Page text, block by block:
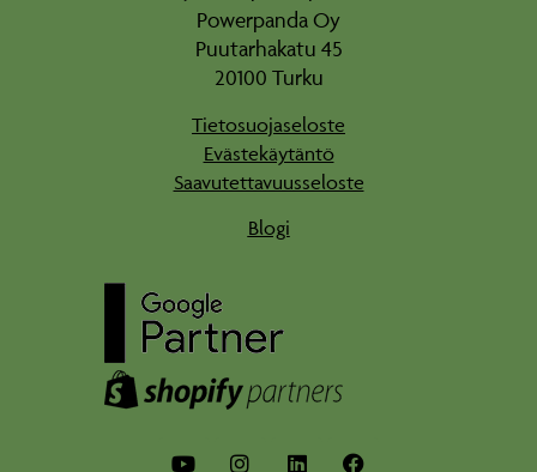
Powerpanda Oy
Puutarhakatu 45
20100 Turku
Tietosuojaseloste
Evästekäytäntö
Saavutettavuusseloste
Blogi